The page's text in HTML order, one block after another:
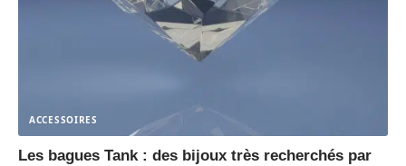
ACCESSOIRES
Les bagues Tank : des bijoux très recherchés par